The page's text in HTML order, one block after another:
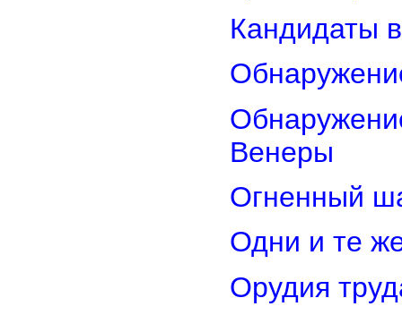
Кандидаты
Венеры
Огненный
Одни и те
Орудия